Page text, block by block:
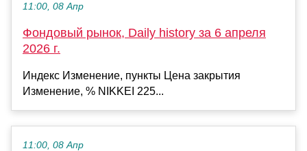
11:00, 08 Апр
Фондовый рынок, Daily history за 6 апреля
2026 г.
Индекс Изменение, пункты Цена закрытия
Изменение, % NIKKEI 225...
11:00, 08 Апр